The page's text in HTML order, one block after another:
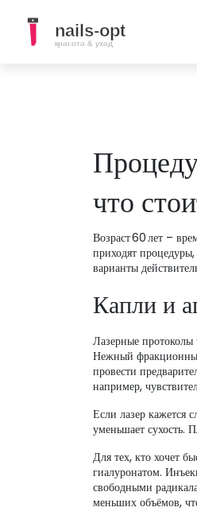
что
Возраст 60 лет –
приходят
варианты
Капли и
Лазерные
Нежный
провести
например,
Если лазер кажется
уменьшает сухость.
Для тех, кто хочет
гиалуронатом.
свободными
меньших объёмов,